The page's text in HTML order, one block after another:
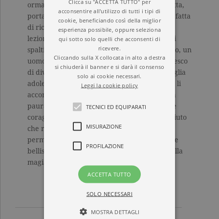
ormai il desiderio è da tempo riposto in soffitta,
portando con sé una rivoluzione imprevista, fatta
di richieste di affetto e di rassicurazione e di
lezioni in piscina osservate con orgoglio dagli
spalti. È così che Alessandra incontra Lorenzo, un
uomo dall’ottimismo senza freni, anche se fresco
di divorzio con un’ex moglie perfida e una figlia
adolescente, capricciosa e viziata. Molte cose li
accomunano, ma molte li dividono, perché la
paura è tanta e troppe le difficoltà, e ci vuole
coraggio per azzardare un percorso sconosciuto
che rischia di portarti fuori strada, ma ti
permette di ammirare panorami inaspettati e
bellissimi. Perché a volte la felicità risiede nella
magia di un momento imperfetto.
acconsentire all'utilizzo di tutti i tipi di
cookie, beneficiando così della miglior
esperienza possibile, oppure seleziona
qui sotto solo quelli che acconsenti di
ricevere.
Cliccando sulla X collocata in alto a destra
si chiuderà il banner e si darà il consenso
solo ai cookie necessari.
Leggi la cookie policy
TECNICI ED EQUIPARATI
MISURAZIONE
PROFILAZIONE
ACCETTA TUTTO
SOLO NECESSARI
MOSTRA DETTAGLI